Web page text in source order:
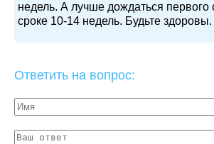
недель. А лучше дождаться первого
сроке 10-14 недель. Будьте здоровы.
Ответить на вопрос: